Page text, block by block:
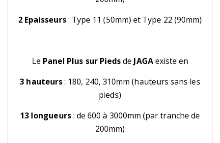
2 Epaisseurs: Type 11 (50mm) et Type 22 (90mm)
Le Panel Plus sur Piedsde JAGAexiste en
3 hauteurs: 180, 240, 310mm (hauteurs sans les
pieds)
13 longueurs: de 600 à 3000mm (par tranche de
200mm)